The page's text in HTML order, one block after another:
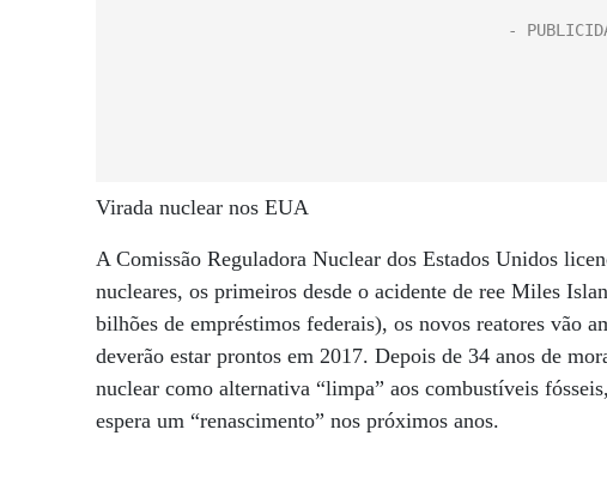
Virada nuclear nos EUA
A Comissão Reguladora Nuclear dos Estados Unidos
nucleares, os primeiros desde o acidente de ree Miles
bilhões de empréstimos federais), os novos reatores vão
deverão estar prontos em 2017. Depois de 34 anos de
nuclear como alternativa “limpa” aos combustíveis
espera um “renascimento” nos próximos anos.